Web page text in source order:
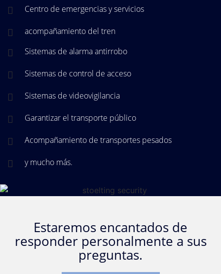
Centro de emergencias y servicios
acompañamiento del tren
Sistemas de alarma antirrobo
Sistemas de control de acceso
Sistemas de videovigilancia
Garantizar el transporte público
Acompañamiento de transportes pesados
y mucho más.
Estaremos encantados de
responder personalmente a sus
preguntas.